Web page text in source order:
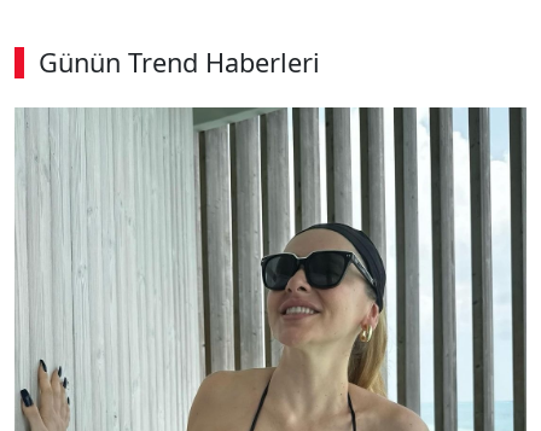
Günün Trend Haberleri
SÖZCÜ SON DAKİKA